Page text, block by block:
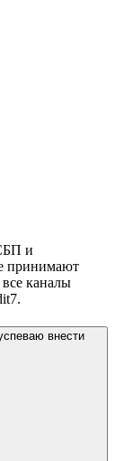
и
принимают
каналы
внести